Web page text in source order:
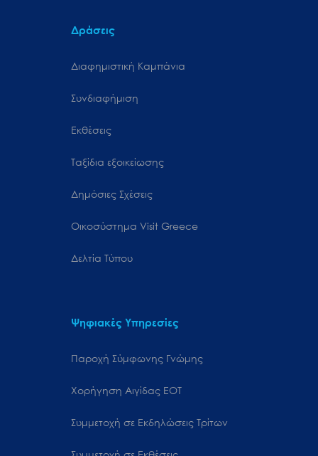
Δράσεις
Διαφημιστική Καμπάνια
Συνδιαφήμιση
Εκθέσεις
Ταξίδια εξοικείωσης
Δημόσιες Σχέσεις
Oικοσύστημα Visit Greece
Δελτία Τύπου
Ψηφιακές Υπηρεσίες
Παροχή Σύμφωνης Γνώμης
Χορήγηση Αιγίδας ΕΟΤ
Συμμετοχή σε Εκδηλώσεις Τρίτων